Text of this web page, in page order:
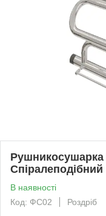
Рушникосушарка
Спіралеподібний
В наявності
Код: ФС02
Роздріб